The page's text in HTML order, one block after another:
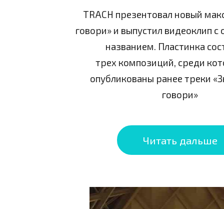
TRACH презентовал новый
говори» и выпустил видеоклип
названием. Пластинка
трех композиций, среди
опубликованы ранее треки
говори»
Читать дальше